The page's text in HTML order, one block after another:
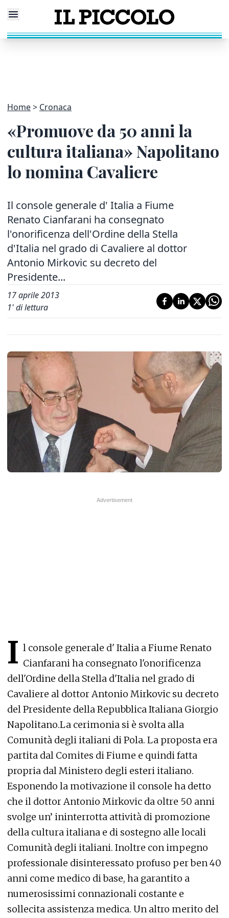
Home Cronaca
«Promuove da 50 anni la
cultura italiana» Napolitano
lo nomina Cavaliere
Il console generale d' Italia a Fiume
Renato Cianfarani ha consegnato
l'onorificenza dell'Ordine della Stella
d'Italia nel grado di Cavaliere al dottor
Antonio Mirkovic su decreto del
Presidente...
17 aprile 2013
1' di lettura
I l console generale d' Italia a Fiume Renato
Cianfarani ha consegnato l'onorificenza
dell'Ordine della Stella d'Italia nel grado di
Cavaliere al dottor Antonio Mirkovic su decreto
del Presidente della Repubblica Italiana Giorgio
Napolitano.La cerimonia si è svolta alla
Comunità degli italiani di Pola. La proposta era
partita dal Comites di Fiume e quindi fatta
propria dal Ministero degli esteri italiano.
Esponendo la motivazione il console ha detto
che il dottor Antonio Mirkovic da oltre 50 anni
svolge un’ ininterrotta attività di promozione
della cultura italiana e di sostegno alle locali
Comunità degli italiani. Inoltre con impegno
professionale disinteressato profuso per ben 40
anni come medico di base, ha garantito a
numerosissimi connazionali costante e
sollecita assistenza medica. Un altro merito del